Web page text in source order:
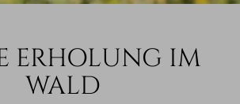
ERHOLUNG IM
WALD